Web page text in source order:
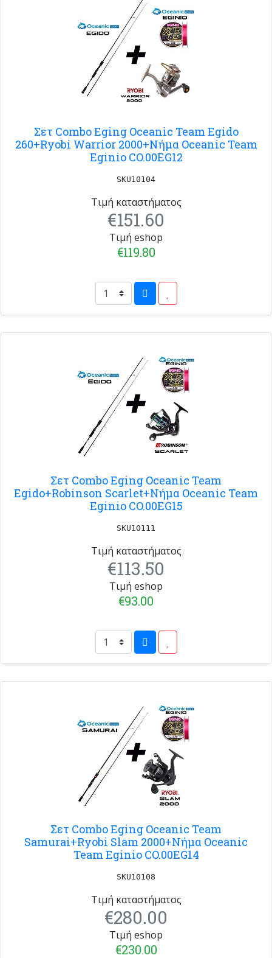
Σετ Combo Eging Oceanic Team Egido
260+Ryobi Warrior 2000+Nήμα Oceanic Team
Eginio CO.00EG12
SKU10104
Τιμή καταστήματος
€151.60
Τιμή eshop
€119.80
Σετ Combo Eging Oceanic Team
Egido+Robinson Scarlet+Nήμα Oceanic Team
Eginio CO.00EG15
SKU10111
Τιμή καταστήματος
€113.50
Τιμή eshop
€93.00
Σετ Combo Eging Oceanic Team
Samurai+Ryobi Slam 2000+Nήμα Oceanic
Team Eginio CO.00EG14
SKU10108
Τιμή καταστήματος
€280.00
Τιμή eshop
€230.00